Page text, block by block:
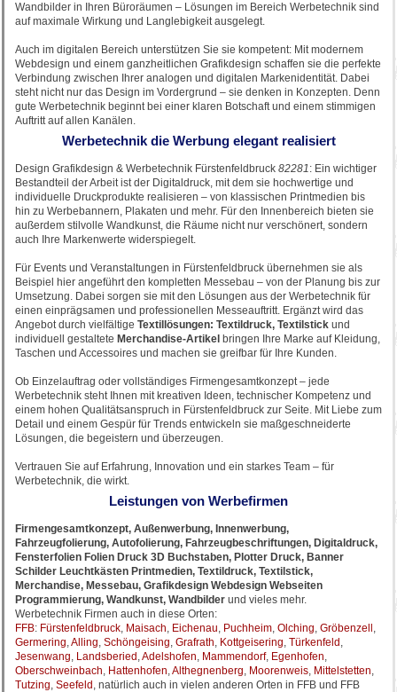
Wandbilder in Ihren Büroräumen – Lösungen im Bereich Werbetechnik sind
auf maximale Wirkung und Langlebigkeit ausgelegt.
Auch im digitalen Bereich unterstützen Sie sie kompetent: Mit modernem
Webdesign und einem ganzheitlichen Grafikdesign schaffen sie die perfekte
Verbindung zwischen Ihrer analogen und digitalen Markenidentität. Dabei
steht nicht nur das Design im Vordergrund – sie denken in Konzepten. Denn
gute Werbetechnik beginnt bei einer klaren Botschaft und einem stimmigen
Auftritt auf allen Kanälen.
Werbetechnik die Werbung elegant realisiert
Design Grafikdesign & Werbetechnik Fürstenfeldbruck 82281: Ein wichtiger
Bestandteil der Arbeit ist der Digitaldruck, mit dem sie hochwertige und
individuelle Druckprodukte realisieren – von klassischen Printmedien bis
hin zu Werbebannern, Plakaten und mehr. Für den Innenbereich bieten sie
außerdem stilvolle Wandkunst, die Räume nicht nur verschönert, sondern
auch Ihre Markenwerte widerspiegelt.
Für Events und Veranstaltungen in Fürstenfeldbruck übernehmen sie als
Beispiel hier angeführt den kompletten Messebau – von der Planung bis zur
Umsetzung. Dabei sorgen sie mit den Lösungen aus der Werbetechnik für
einen einprägsamen und professionellen Messeauftritt. Ergänzt wird das
Angebot durch vielfältige Textillösungen: Textildruck, Textilstick und
individuell gestaltete Merchandise-Artikel bringen Ihre Marke auf Kleidung,
Taschen und Accessoires und machen sie greifbar für Ihre Kunden.
Ob Einzelauftrag oder vollständiges Firmengesamtkonzept – jede
Werbetechnik steht Ihnen mit kreativen Ideen, technischer Kompetenz und
einem hohen Qualitätsanspruch in Fürstenfeldbruck zur Seite. Mit Liebe zum
Detail und einem Gespür für Trends entwickeln sie maßgeschneiderte
Lösungen, die begeistern und überzeugen.
Vertrauen Sie auf Erfahrung, Innovation und ein starkes Team – für
Werbetechnik, die wirkt.
Leistungen von Werbefirmen
Firmengesamtkonzept, Außenwerbung, Innenwerbung,
Fahrzeugfolierung, Autofolierung, Fahrzeugbeschriftungen, Digitaldruck,
Fensterfolien Folien Druck 3D Buchstaben, Plotter Druck, Banner
Schilder Leuchtkästen Printmedien, Textildruck, Textilstick,
Merchandise, Messebau, Grafikdesign Webdesign Webseiten
Programmierung, Wandkunst, Wandbilder und vieles mehr.
Werbetechnik Firmen auch in diese Orten:
FFB: Fürstenfeldbruck, Maisach, Eichenau, Puchheim, Olching, Gröbenzell ,
Germering,Alling, Schöngeising, Grafrath, Kottgeisering, Türkenfeld ,
Jesenwang, Landsberied ,Adelshofen, Mammendorf, Egenhofen,
Oberschweinbach, Hattenhofen,Althegnenberg, Moorenweis, Mittelstetten,
Tutzing, Seefeld , natürlich auch in vielen anderen Orten in FFB und FFB